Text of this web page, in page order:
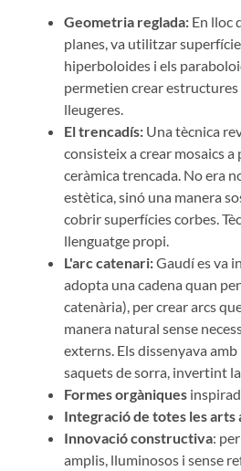
Geometria reglada: En lloc
planes, va utilitzar
hiperboloides i els
permetien crear estructures
lleugeres.
El trencadís: Una tècnica
consisteix a crear mosaics
ceràmica trencada. No era
estètica, sinó una manera
cobrir superfícies corbes.
llenguatge propi.
L'arc catenari:Gaudí es va
adopta una cadena quan
catenària), per crear arcs
manera natural sense
externs. Els dissenyava
saquets de sorra, invertint
Formes orgàniques
Integracióde totes les arts
Innovació constructiva:
amplis, lluminosos i sense